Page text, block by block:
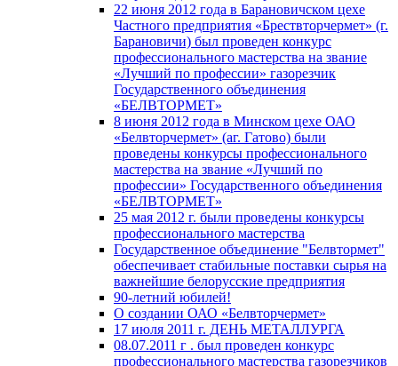
22 июня 2012 года в Барановичском цехе
Частного предприятия «Брествторчермет» (г.
Барановичи) был проведен конкурс
профессионального мастерства на звание
«Лучший по профессии» газорезчик
Государственного объединения
«БЕЛВТОРМЕТ»
8 июня 2012 года в Минском цехе ОАО
«Белвторчермет» (аг. Гатово) были
проведены конкурсы профессионального
мастерства на звание «Лучший по
профессии» Государственного объединения
«БЕЛВТОРМЕТ»
25 мая 2012 г. были проведены конкурсы
профессионального мастерства
Государственное объединение "Белвтормет"
обеспечивает стабильные поставки сырья на
важнейшие белорусские предприятия
90-летний юбилей!
О создании ОАО «Белвторчермет»
17 июля 2011 г. ДЕНЬ МЕТАЛЛУРГА
08.07.2011 г . был проведен конкурс
профессионального мастерства газорезчиков